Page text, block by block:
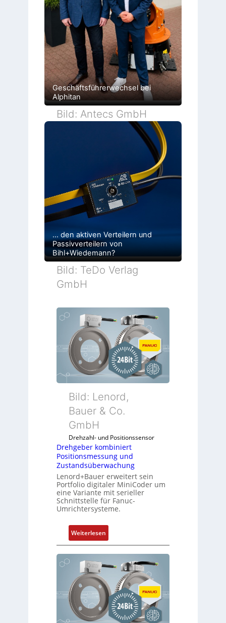
Geschäftsführerwechsel bei
Alphitan
Bild: Antecs GmbH
… den aktiven Verteilern und
Passivverteilern von
Bihl+Wiedemann?
Bild: TeDo Verlag
GmbH
Bild: Lenord,
Bauer & Co.
GmbH
Drehzahl- und Positionssensor
Drehgeber kombiniert
Positionsmessung und
Zustandsüberwachung
Lenord+Bauer erweitert sein
Portfolio digitaler MiniCoder um
eine Variante mit serieller
Schnittstelle für Fanuc-
Umrichtersysteme.
Weiterlesen:
D
r
e
g
e
b
e